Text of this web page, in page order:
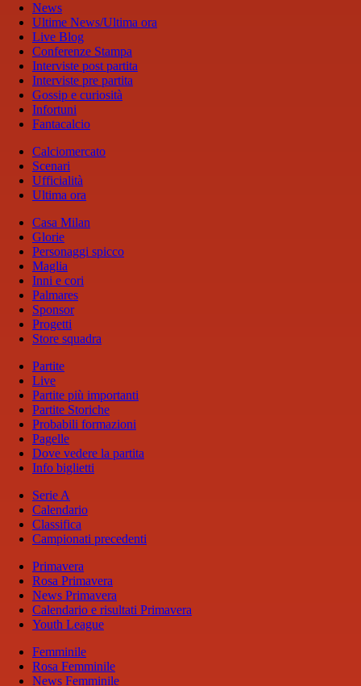
News
Ultime News/Ultima ora
Live Blog
Conferenze Stampa
Interviste post partita
Interviste pre partita
Gossip e curiosità
Infortuni
Fantacalcio
Calciomercato
Scenari
Ufficialità
Ultima ora
Casa Milan
Glorie
Personaggi spicco
Maglia
Inni e cori
Palmares
Sponsor
Progetti
Store squadra
Partite
Live
Partite più importanti
Partite Storiche
Probabili formazioni
Pagelle
Dove vedere la partita
Info biglietti
Serie A
Calendario
Classifica
Campionati precedenti
Primavera
Rosa Primavera
News Primavera
Calendario e risultati Primavera
Youth League
Femminile
Rosa Femminile
News Femminile